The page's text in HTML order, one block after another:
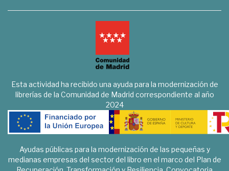
Esta actividad ha recibido una ayuda para la modernización de
librerías de la Comunidad de Madrid correspondiente al año
2024
Ayudas públicas para la modernización de las pequeñas y
medianas empresas del sector del libro en el marco del Plan de